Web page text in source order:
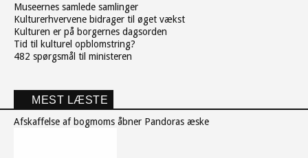
Museernes samlede samlinger
Kulturerhvervene bidrager til øget vækst
Kulturen er på borgernes dagsorden
Tid til kulturel opblomstring?
482 spørgsmål til ministeren
MEST LÆSTE
Afskaffelse af bogmoms åbner Pandoras æske